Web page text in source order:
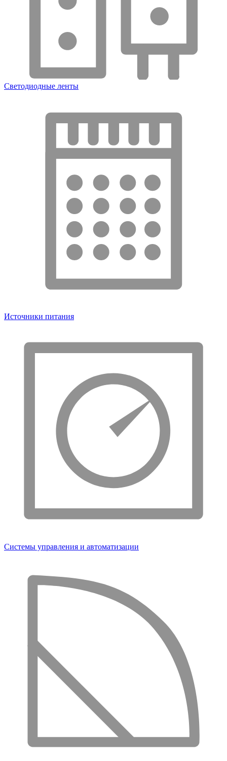
Светодиодные ленты
Источники питания
Системы управления и автоматизации